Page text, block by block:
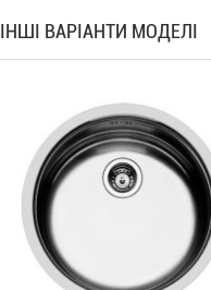
ІНШІ ВАРІАНТИ МОДЕЛІ